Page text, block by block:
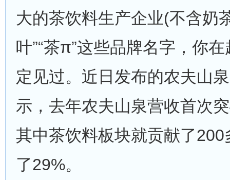
大的茶饮料生产企业(不含奶
叶”“茶π”这些品牌名字，你
定见过。近日发布的农夫山
示，去年农夫山泉营收首次
其中茶饮料板块就贡献了200
了29%。